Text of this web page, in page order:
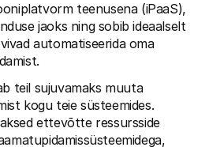
teenusena (iPaaS),
jaoks ning sobib ideaalselt
automatiseerida oma
teil sujuvamaks muuta
kogu teie süsteemides.
ettevõtte ressursside
ja uuendused
Mollie
Uuri